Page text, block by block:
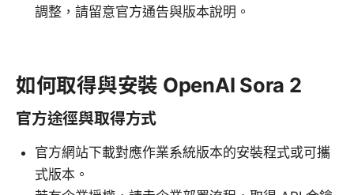
調整，請留意官方通告與版本說明。
如何取得與安裝 OpenAI Sora 2
官方途徑與取得方式
官方網站下載對應作業系統版本的安裝程式或可攜
式版本。